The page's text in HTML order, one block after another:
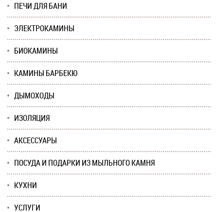
ПЕЧИ ДЛЯ БАНИ
ЭЛЕКТРОКАМИНЫ
БИОКАМИНЫ
КАМИНЫ БАРБЕКЮ
ДЫМОХОДЫ
ИЗОЛЯЦИЯ
АКСЕССУАРЫ
ПОСУДА И ПОДАРКИ ИЗ МЫЛЬНОГО КАМНЯ
КУХНИ
УСЛУГИ